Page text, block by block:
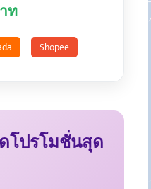
ท
Shopee
โปรโมชั่นสุด